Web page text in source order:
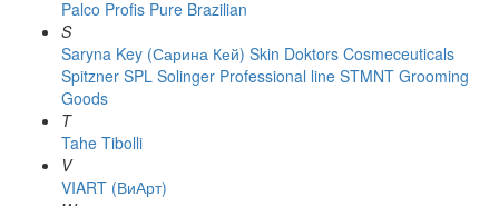
Palco Profis Pure Brazilian
S
Saryna Key (Сарина Кей) Skin Doktors Cosmeceuticals
Spitzner SPL Solinger Professional line STMNT Grooming
Goods
T
Tahe Tibolli
V
VIART (ВиАрт)